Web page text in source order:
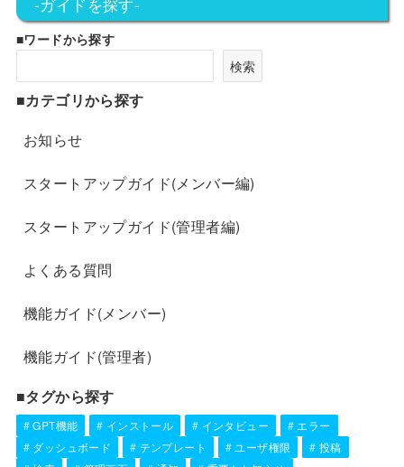
■ワードから探す
検索
■カテゴリから探す
お知らせ
スタートアップガイド(メンバー編)
スタートアップガイド(管理者編)
よくある質問
機能ガイド(メンバー)
機能ガイド(管理者)
■タグから探す
GPT機能 インストール インタビュー
エラー
ダッシュボード
テンプレート ユーザ権限
投稿